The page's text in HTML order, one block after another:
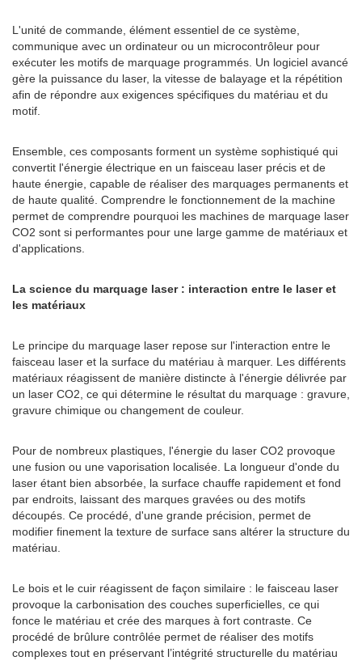
L'unité de commande, élément essentiel de ce système,
communique avec un ordinateur ou un microcontrôleur pour
exécuter les motifs de marquage programmés. Un logiciel avancé
gère la puissance du laser, la vitesse de balayage et la répétition
afin de répondre aux exigences spécifiques du matériau et du
motif.
Ensemble, ces composants forment un système sophistiqué qui
convertit l'énergie électrique en un faisceau laser précis et de
haute énergie, capable de réaliser des marquages ​​permanents et
de haute qualité. Comprendre le fonctionnement de la machine
permet de comprendre pourquoi les machines de marquage laser
CO2 sont si performantes pour une large gamme de matériaux et
d'applications.
La science du marquage laser : interaction entre le laser et
les matériaux
Le principe du marquage laser repose sur l'interaction entre le
faisceau laser et la surface du matériau à marquer. Les différents
matériaux réagissent de manière distincte à l'énergie délivrée par
un laser CO2, ce qui détermine le résultat du marquage : gravure,
gravure chimique ou changement de couleur.
Pour de nombreux plastiques, l'énergie du laser CO2 provoque
une fusion ou une vaporisation localisée. La longueur d'onde du
laser étant bien absorbée, la surface chauffe rapidement et fond
par endroits, laissant des marques gravées ou des motifs
découpés. Ce procédé, d'une grande précision, permet de
modifier finement la texture de surface sans altérer la structure du
matériau.
Le bois et le cuir réagissent de façon similaire : le faisceau laser
provoque la carbonisation des couches superficielles, ce qui
fonce le matériau et crée des marques à fort contraste. Ce
procédé de brûlure contrôlée permet de réaliser des motifs
complexes tout en préservant l’intégrité structurelle du matériau